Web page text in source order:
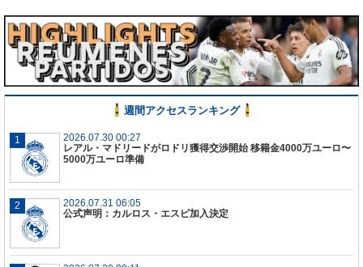
週間アクセスランキング
2026.07.30 00:27
レアル・マドリードがロドリ獲得交渉開始 移籍金4000万ユーロ〜
5000万ユーロ準備
2026.07.31 06:05
公式声明：カルロス・エスピ加入決定